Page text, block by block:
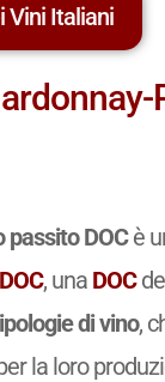
Vini Italiani
passito DOCè
, una DOC
di vino,
la loro